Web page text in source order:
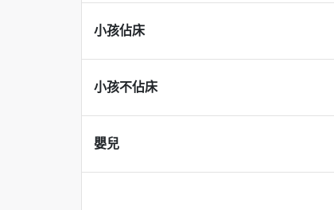
小孩佔床
小孩不佔床
嬰兒